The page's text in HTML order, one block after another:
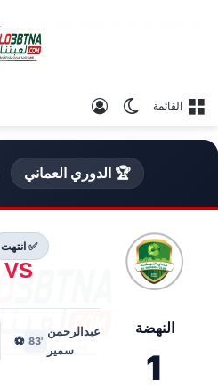
القائمة الوضع المظلم
🏆 الدوري العماني
النهضة
1
✅ انتهت
VS
عبدالرحمن
سمير
'83
⚽